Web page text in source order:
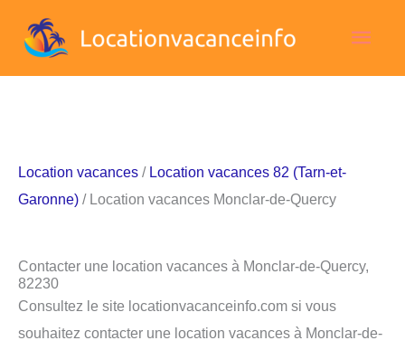
Location vacances / Location vacances 82 (Tarn-et-
Garonne) / Location vacances Monclar-de-Quercy
Contacter une location vacances à Monclar-de-Quercy,
82230
Consultez le site locationvacanceinfo.com si vous
souhaitez contacter une location vacances à Monclar-de-